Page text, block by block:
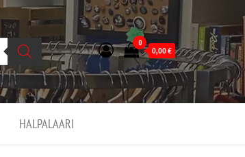
0
0,00€
HALPALAARI